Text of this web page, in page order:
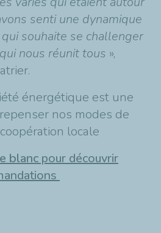
senti une dynamique
souhaite se challenger
nous réunit tous »,
énergétique est une
nos modes de
locale
blanc pour découvrir